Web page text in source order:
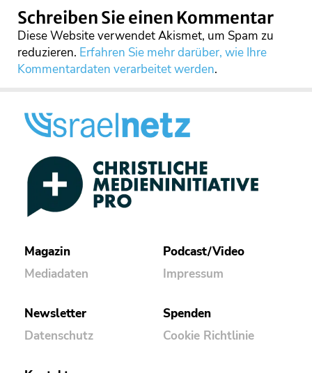
Schreiben Sie einen Kommentar
Diese Website verwendet Akismet, um Spam zu
reduzieren. Erfahren Sie mehr darüber, wie Ihre
Kommentardaten verarbeitet werden.
Magazin
Mediadaten
Podcast/Video
Impressum
Newsletter
Datenschutz
Spenden
Cookie Richtlinie